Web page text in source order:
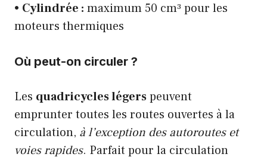
• Cylindrée : maximum 50 cm³ pour les
moteurs thermiques
Où peut-on circuler ?
Les quadricycles légerspeuvent
emprunter toutes les routes ouvertes à la
circulation, à l’exception des autoroutes et
voies rapides. Parfait pour la circulation